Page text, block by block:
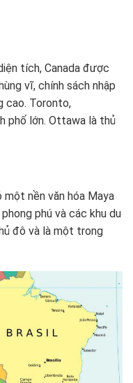
tích, Canada được
vĩ, chính sách nhập
cao. Toronto,
phố lớn. Ottawa là thủ
một nền văn hóa Maya
phú và các khu du
đô và là một trong